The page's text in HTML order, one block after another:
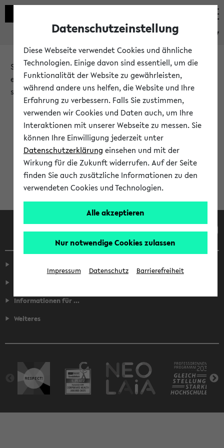
eKVV
Sie möchten auf eine eKVV Funktion zugreifen, die Ihnen
erst nach einer Anmeldung am System zur Verfügung
steht.
Bitte melden Sie sich an:
Anmeldung am eKVV
Informationen für ...
Weiteres
Datenschutzeinstellung
Diese Webseite verwendet Cookies und ähnliche
Technologien. Einige davon sind essentiell, um die
Funktionalität der Website zu gewährleisten,
während andere uns helfen, die Website und Ihre
Erfahrung zu verbessern. Falls Sie zustimmen,
verwenden wir Cookies und Daten auch, um Ihre
Interaktionen mit unserer Webseite zu messen. Sie
können Ihre Einwilligung jederzeit unter
Datenschutzerklärung einsehen und mit der
Wirkung für die Zukunft widerrufen. Auf der Seite
finden Sie auch zusätzliche Informationen zu den
verwendeten Cookies und Technologien.
Alle akzeptieren
Nur notwendige Cookies zulassen
Impressum Datenschutz Barrierefreiheit